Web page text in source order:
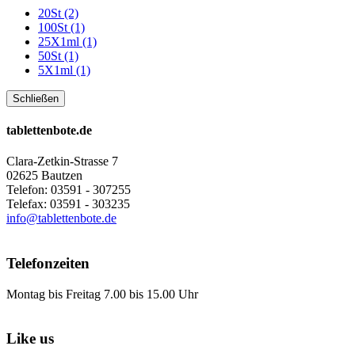
20St (2)
100St (1)
25X1ml (1)
50St (1)
5X1ml (1)
Schließen
tablettenbote.de
Clara-Zetkin-Strasse 7
02625 Bautzen
Telefon: 03591 - 307255
Telefax: 03591 - 303235
info@tablettenbote.de
Telefonzeiten
Montag bis Freitag 7.00 bis 15.00 Uhr
Like us